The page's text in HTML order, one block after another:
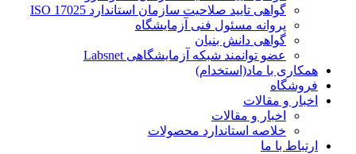
گواهی تایید صلاحیت سازمان استاندارد ISO 17025
پروانه مسئول فنی آزمایشگاه
گواهی دانش بنیان
عضو توانمند شبکه آزمایشگاهی Labsnet
همکاری با ماد(استخدام)
فروشگاه
اخبار و مقالات
اخبار و مقالات
خلاصه استاندارد محصولات
ارتباط با ما